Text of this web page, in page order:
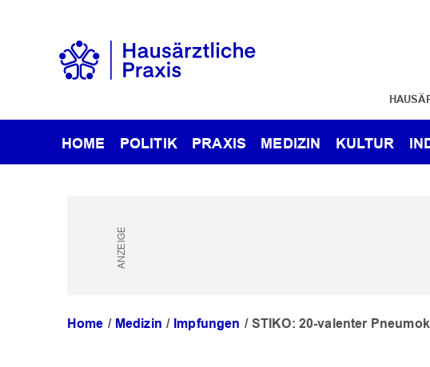
HOME POLITIK PRAXIS MEDIZIN KULTUR
Home Medizin Impfungen STIKO: 20-valenter